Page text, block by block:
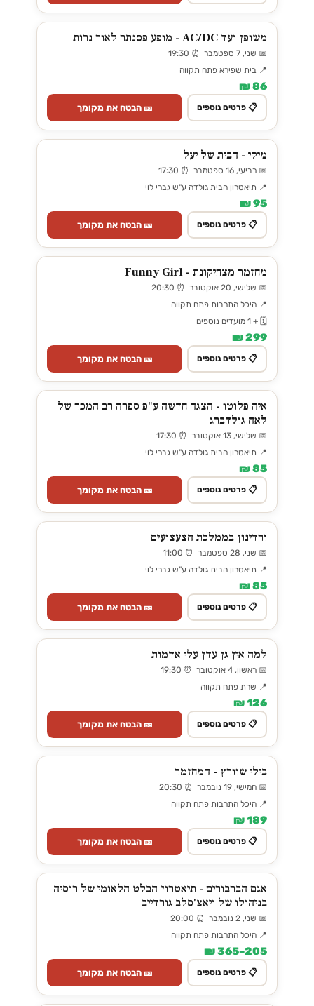
משופן ועד AC/DC - מופע פסנתר לאור נרות
📅 שני, 7 ספטמבר ⏰ 19:30
📍 בית שפירא פתח תקווה
86 ₪
📋 פרטים נוספים 🎫 הבטח את מקומך
מיקי - הבית של יעל
📅 רביעי, 16 ספטמבר ⏰ 17:30
📍 תיאטרון הבית גולדה ע"ש גברי לוי
95 ₪
📋 פרטים נוספים 🎫 הבטח את מקומך
מחזמר מצחיקונת - Funny Girl
📅 שלישי, 20 אוקטובר ⏰ 20:30
📍 היכל התרבות פתח תקווה
🗓️ + 1 מועדים נוספים
299 ₪
📋 פרטים נוספים 🎫 הבטח את מקומך
איה פלוטו - הצגה חדשה ע"פ ספרה רב המכר של
לאה גולדברג
📅 שלישי, 13 אוקטובר ⏰ 17:30
📍 תיאטרון הבית גולדה ע"ש גברי לוי
85 ₪
📋 פרטים נוספים 🎫 הבטח את מקומך
ורדינון בממלכת הצעצועים
📅 שני, 28 ספטמבר ⏰ 11:00
📍 תיאטרון הבית גולדה ע"ש גברי לוי
85 ₪
📋 פרטים נוספים 🎫 הבטח את מקומך
למה אין גן עדן עלי אדמות
📅 ראשון, 4 אוקטובר ⏰ 19:30
📍 שרת פתח תקווה
126 ₪
📋 פרטים נוספים 🎫 הבטח את מקומך
בילי שוורץ - המחזמר
📅 חמישי, 19 נובמבר ⏰ 20:30
📍 היכל התרבות פתח תקווה
189 ₪
📋 פרטים נוספים 🎫 הבטח את מקומך
אגם הברבורים - תיאטרון הבלט הלאומי של רוסיה
בניהולו של ויאצ'סלב גורדייב
📅 שני, 2 נובמבר ⏰ 20:00
📍 היכל התרבות פתח תקווה
205–365 ₪
📋 פרטים נוספים 🎫 הבטח את מקומך